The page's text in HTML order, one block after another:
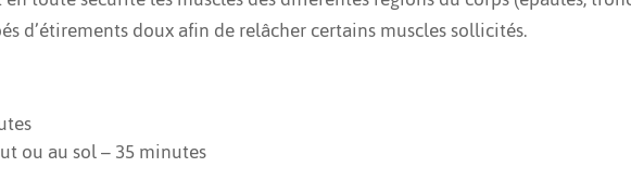
d’étirements doux afin de relâcher certains muscles sollicités.
ou au sol – 35 minutes